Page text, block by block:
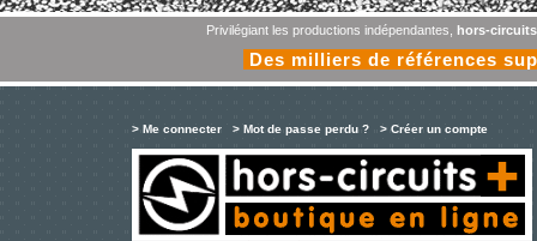
Privilégiant les productions indépendantes, hors-
Des milliers de références
> Me connecter > Mot de passe perdu ? > Créer un compte